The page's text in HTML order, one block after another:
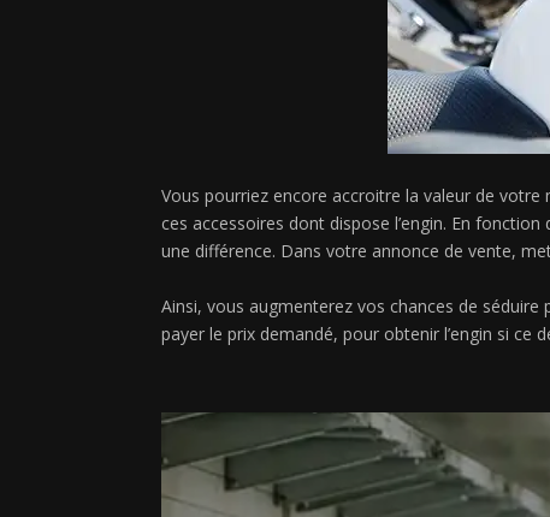
Vous pourriez encore accroitre la valeur de
ces accessoires dont dispose l’engin. En
une différence. Dans votre annonce de vente,
Ainsi, vous augmenterez vos chances de
payer le prix demandé, pour obtenir l’engin si